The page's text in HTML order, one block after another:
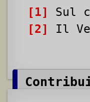
[1]
Sul
[2]
Il